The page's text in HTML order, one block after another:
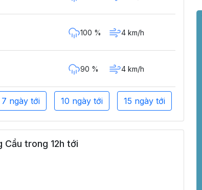
100 % 4 km/h
90 % 4 km/h
7 ngày tới 10 ngày tới 15 ngày tới
Cầu trong 12h tới